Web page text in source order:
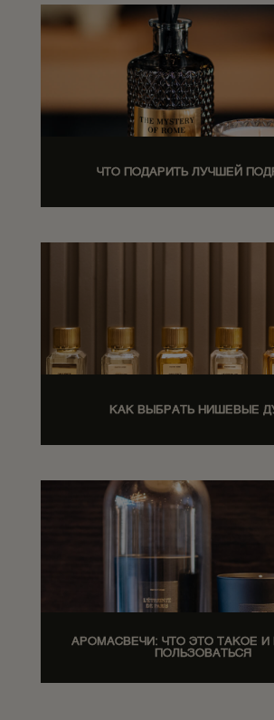
ЧТО ПОДАРИТЬ ЛУЧШЕЙ
КАК ВЫБРАТЬ НИШЕВЫЕ
АРОМАСВЕЧИ: ЧТО ЭТО ТАКОЕ И
ПОЛЬЗОВАТЬСЯ